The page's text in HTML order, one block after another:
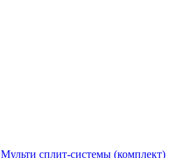
Мульти сплит-системы (комплект)